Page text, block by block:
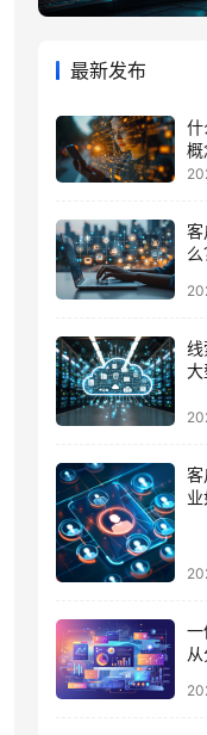
最新发布
什
概
客
线
大
客
一